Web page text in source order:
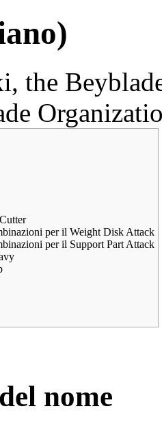
the
per il Weight Disk Attack
per il Support Part Attack
nome